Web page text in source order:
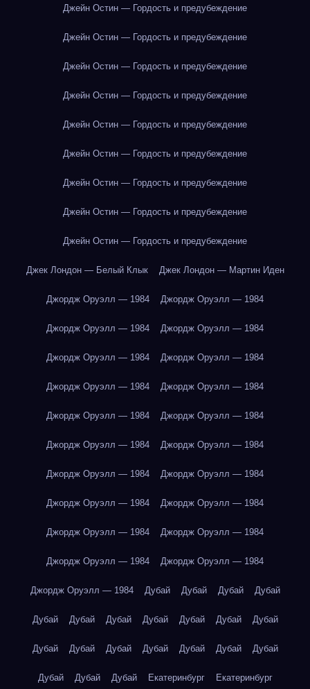
Джейн Остин — Гордость и предубеждение
Джейн Остин — Гордость и предубеждение
Джейн Остин — Гордость и предубеждение
Джейн Остин — Гордость и предубеждение
Джейн Остин — Гордость и предубеждение
Джейн Остин — Гордость и предубеждение
Джейн Остин — Гордость и предубеждение
Джейн Остин — Гордость и предубеждение
Джейн Остин — Гордость и предубеждение
Джек Лондон — Белый Клык Джек Лондон — Мартин Иден
Джордж Оруэлл — 1984 Джордж Оруэлл — 1984
Джордж Оруэлл — 1984 Джордж Оруэлл — 1984
Джордж Оруэлл — 1984 Джордж Оруэлл — 1984
Джордж Оруэлл — 1984 Джордж Оруэлл — 1984
Джордж Оруэлл — 1984 Джордж Оруэлл — 1984
Джордж Оруэлл — 1984 Джордж Оруэлл — 1984
Джордж Оруэлл — 1984 Джордж Оруэлл — 1984
Джордж Оруэлл — 1984 Джордж Оруэлл — 1984
Джордж Оруэлл — 1984 Джордж Оруэлл — 1984
Джордж Оруэлл — 1984 Джордж Оруэлл — 1984
Джордж Оруэлл — 1984 Дубай Дубай Дубай Дубай
Дубай Дубай Дубай Дубай Дубай Дубай Дубай
Дубай Дубай Дубай Дубай Дубай Дубай Дубай
Дубай Дубай Дубай Екатеринбург Екатеринбург